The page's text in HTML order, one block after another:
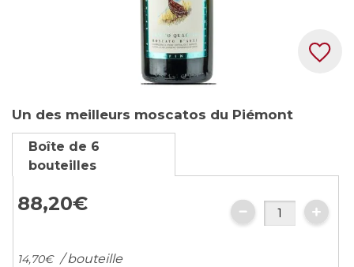
to
the
beginning
of
the
images
Un des meilleurs moscatos du Piémont
Boîte de 6
bouteilles
88,20€
14,70€ / bouteille